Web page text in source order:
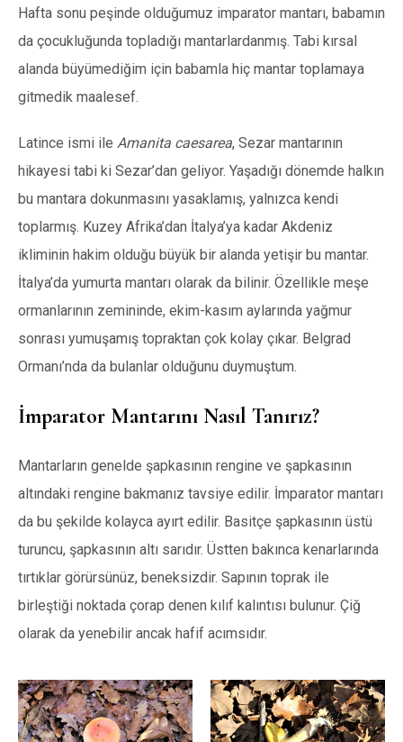
Hafta sonu peşinde olduğumuz imparator mantarı, babamın
da çocukluğunda topladığı mantarlardanmış. Tabi kırsal
alanda büyümediğim için babamla hiç mantar toplamaya
gitmedik maalesef.
Latince ismi ile Amanita caesarea, Sezar mantarının
hikayesi tabi ki Sezar’dan geliyor. Yaşadığı dönemde halkın
bu mantara dokunmasını yasaklamış, yalnızca kendi
toplarmış. Kuzey Afrika’dan İtalya’ya kadar Akdeniz
ikliminin hakim olduğu büyük bir alanda yetişir bu mantar.
İtalya’da yumurta mantarı olarak da bilinir. Özellikle meşe
ormanlarının zemininde, ekim-kasım aylarında yağmur
sonrası yumuşamış topraktan çok kolay çıkar. Belgrad
Ormanı’nda da bulanlar olduğunu duymuştum.
İmparator Mantarını Nasıl Tanırız?
Mantarların genelde şapkasının rengine ve şapkasının
altındaki rengine bakmanız tavsiye edilir. İmparator mantarı
da bu şekilde kolayca ayırt edilir. Basitçe şapkasının üstü
turuncu, şapkasının altı sarıdır. Üstten bakınca kenarlarında
tırtıklar görürsünüz, beneksizdir. Sapının toprak ile
birleştiği noktada çorap denen kılıf kalıntısı bulunur. Çiğ
olarak da yenebilir ancak hafif acımsıdır.